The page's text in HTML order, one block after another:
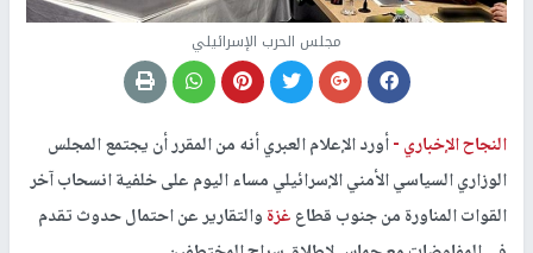
مجلس الحرب الإسرائيلي
النجاح الإخباري -أورد الإعلام العبري أنه من المقرر أن يجتمع المجلس
الوزاري السياسي الأمني الإسرائيلي مساء اليوم على خلفية انسحاب آخر
القوات المناورة من جنوب قطاعغزةوالتقارير عن احتمال حدوث تقدم